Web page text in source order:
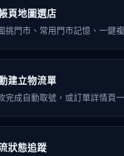
頁地圖選店
挑門市、常用門市記憶、一鍵
建立物流單
完成自動取號，或訂單詳情頁
狀態追蹤